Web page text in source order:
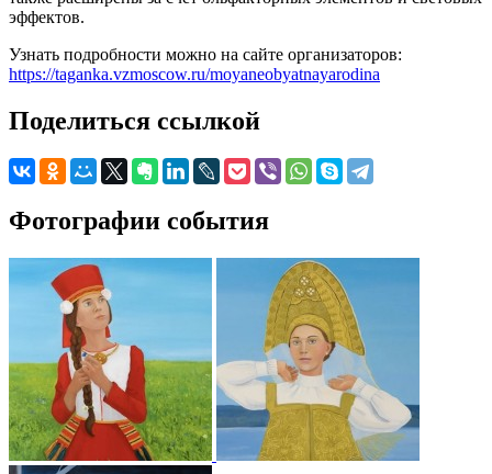
эффектов.
Узнать подробности можно на сайте организаторов:
https://taganka.vzmoscow.ru/moyaneobyatnayarodina
Поделиться ссылкой
Фотографии события